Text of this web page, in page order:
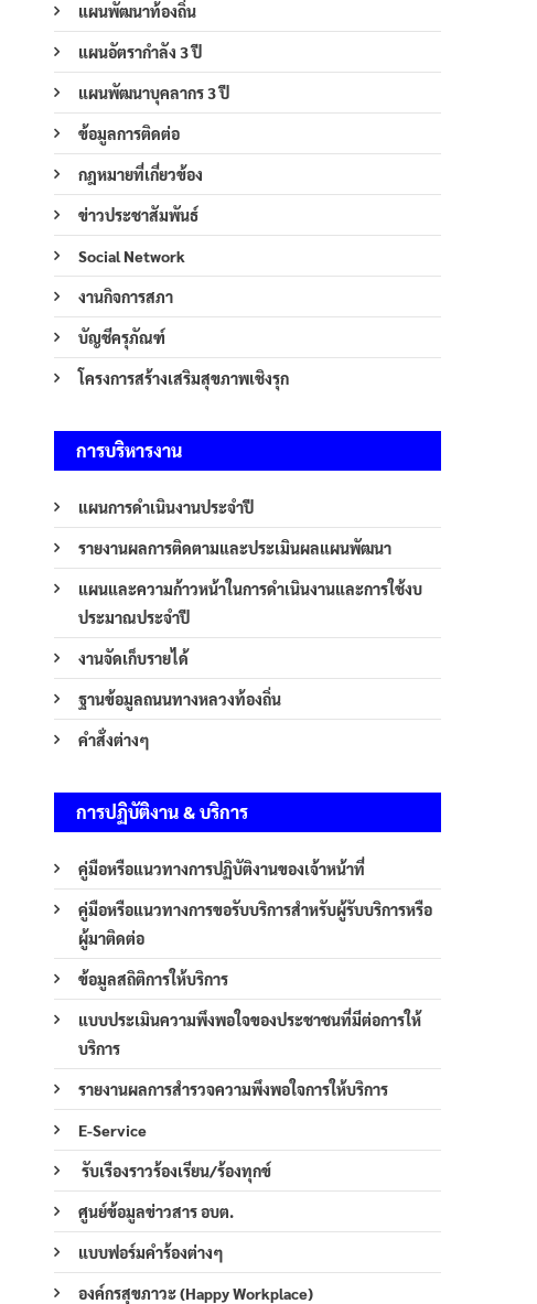
แผนพัฒนาท้องถิ่น
แผนอัตรากำลัง 3 ปี
แผนพัฒนาบุคลากร 3 ปี
ข้อมูลการติดต่อ
กฎหมายที่เกี่ยวข้อง
ข่าวประชาสัมพันธ์
Social Network
งานกิจการสภา
บัญชีครุภัณฑ์
โครงการสร้างเสริมสุขภาพเชิงรุก
การบริหารงาน
แผนการดำเนินงานประจำปี
รายงานผลการติดตามและประเมินผลแผนพัฒนา
แผนและความก้าวหน้าในการดำเนินงานและการใช้งบ
ประมาณประจำปี
งานจัดเก็บรายได้
ฐานข้อมูลถนนทางหลวงท้องถิ่น
คำสั่งต่างๆ
การปฏิบัติงาน & บริการ
คู่มือหรือแนวทางการปฏิบัติงานของเจ้าหน้าที่
คู่มือหรือแนวทางการขอรับบริการสำหรับผู้รับบริการหรือ
ผู้มาติดต่อ
ข้อมูลสถิติการให้บริการ
แบบประเมินความพึงพอใจของประชาชนที่มีต่อการให้
บริการ
รายงานผลการสำรวจความพึงพอใจการให้บริการ
E-Service
รับเรืองราวร้องเรียน/ร้องทุกข์
ศูนย์ข้อมูลข่าวสาร อบต.
แบบฟอร์มคำร้องต่างๆ
องค์กรสุขภาวะ (Happy Workplace)